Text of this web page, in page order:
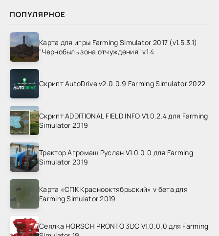
ПОПУЛЯРНОЕ
Карта для игры Farming Simulator 2017 (v1.5.3.1)
"Чернобыль зона отчуждения" v1.4
Скрипт AutoDrive v2.0.0.9 Farming Simulator 2022
Скрипт ADDITIONAL FIELD INFO V1.0.2.4 для Farming
Simulator 2019
Трактор Агромаш Руслан V1.0.0.0 для Farming
Simulator 2019
Карта «СПК Краснооктябрьский» v бета для
Farming Simulator 2019
Сеялка HORSCH PRONTO 3DC V1.0.0.0 для Farming